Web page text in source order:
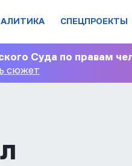
СПЕЦПРОЕКТЫ
Суда по правам
сюжет